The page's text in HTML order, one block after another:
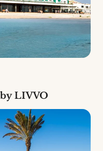
LIVVO